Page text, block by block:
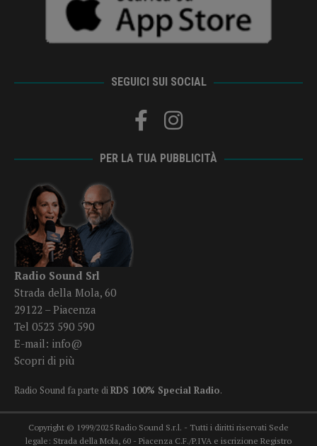
SEGUICI SUI SOCIAL
PER LA TUA PUBBLICITÀ
Radio Sound Srl
Strada della Mola, 60
29122 – Piacenza
Tel 0523 590 590
E-mail: info@
Scopri di più
Radio Sound fa parte diRDS 100% Special Radio.
Copyright © 1999/2025 Radio Sound S.r.l. - Tutti i diritti riservati Sede
legale: Strada della Mola, 60 - Piacenza C.F./P.IVA e iscrizione Registro